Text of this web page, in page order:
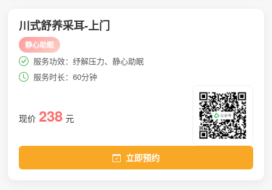
川式舒养采耳-上门
静心助眠
服务功效：纾解压力、静心助眠
服务时长：60分钟
现价 238 元
立即预约